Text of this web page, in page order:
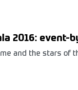
2016: event-
and the stars of